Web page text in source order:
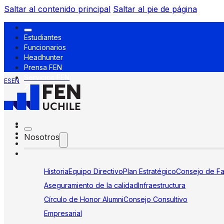
Saltar al contenido principal Saltar al pie de página
Estudiantes
Funcionarios
Headhunter
Prensa FEN
ESEN
Nosotros
HistoriaEquipo DirectivoPlan EstratégicoConsejo de
Aseguramiento de la calidadInfraestructura
Círculo de Honor AlumniConsejo Consultivo
Empresarial